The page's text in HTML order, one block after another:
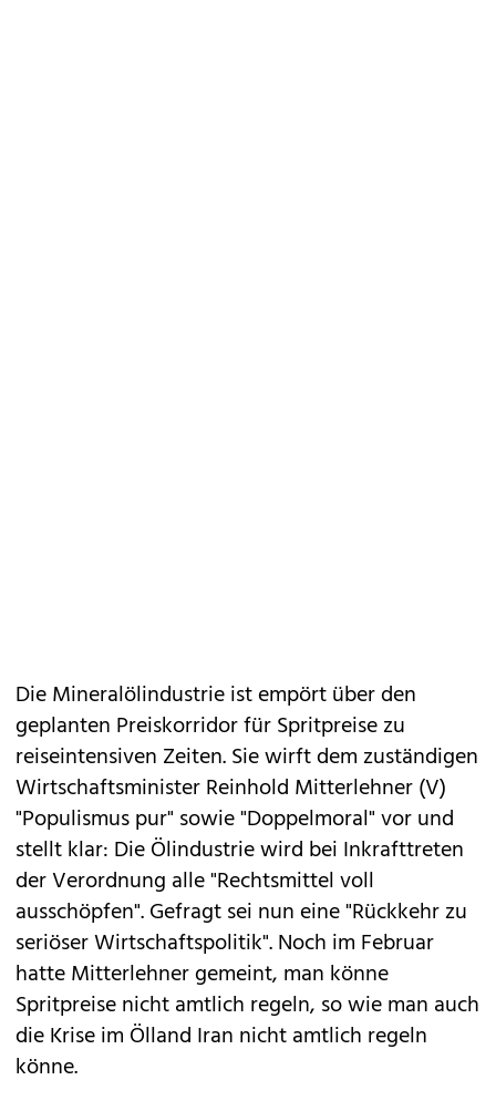
Die Mineralölindustrie ist empört über den
geplanten Preiskorridor für Spritpreise zu
reiseintensiven Zeiten. Sie wirft dem zuständigen
Wirtschaftsminister Reinhold Mitterlehner (V)
"Populismus pur" sowie "Doppelmoral" vor und
stellt klar: Die Ölindustrie wird bei Inkrafttreten
der Verordnung alle "Rechtsmittel voll
ausschöpfen". Gefragt sei nun eine "Rückkehr zu
seriöser Wirtschaftspolitik". Noch im Februar
hatte Mitterlehner gemeint, man könne
Spritpreise nicht amtlich regeln, so wie man auch
die Krise im Ölland Iran nicht amtlich regeln
könne.